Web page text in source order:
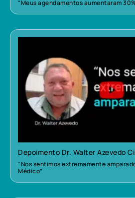
“Meus agendamentos aumentaram
Depoimento Dr. Walter Azevedo
“Nos sentimos extremamente
Médico”